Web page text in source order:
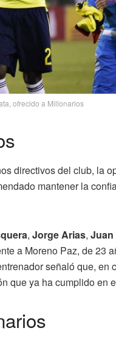
ofrecido a Millonarios
directivos del club, la
mantener la
, Jorge Arias, Juan
a Moreno Paz, de 23
señaló que, en
que ya ha cumplido en